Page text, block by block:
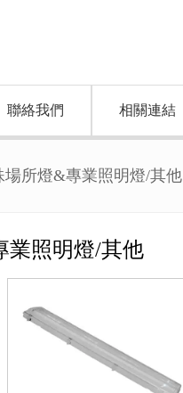
聯絡我們 相關連結
場所燈&專業照明燈/其他
業照明燈/其他